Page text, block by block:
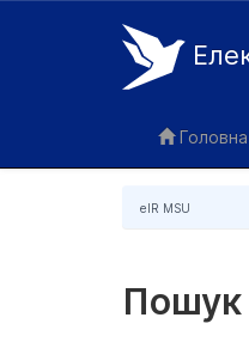
Головна
eIR MSU
Пошук